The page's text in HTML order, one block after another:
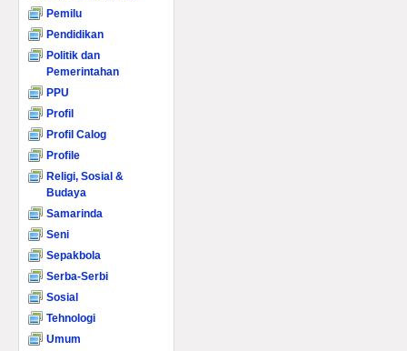
Pemilu
Pendidikan
Politik dan
Pemerintahan
PPU
Profil
Profil Calog
Profile
Religi, Sosial &
Budaya
Samarinda
Seni
Sepakbola
Serba-Serbi
Sosial
Tehnologi
Umum